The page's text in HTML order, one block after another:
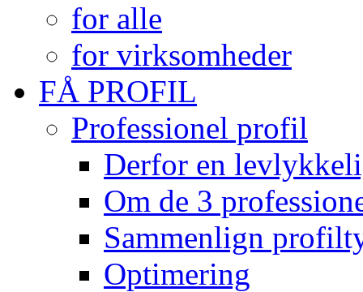
for alle
for virksomheder
FÅ PROFIL
Professionel profil
Derfor en
Om de 3
Sammenlign
Optimering